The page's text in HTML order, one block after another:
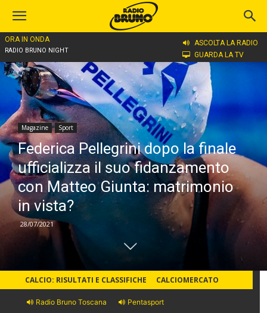
ORA IN ONDA
RADIO BRUNO NIGHT
ASCOLTA LA RADIO
GUARDA LA TV
Home
Magazine Sport
Federica Pellegrini dopo la finale
ufficializza il suo fidanzamento
con Matteo Giunta: matrimonio
in vista?
28/07/2021
CALCIO: RISULTATI E CLASSIFICHE CALCIOMERCATO
Radio Bruno Toscana
Pentasport